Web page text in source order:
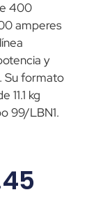
400
amperes
y
Su formato
kg
99/LBN1.